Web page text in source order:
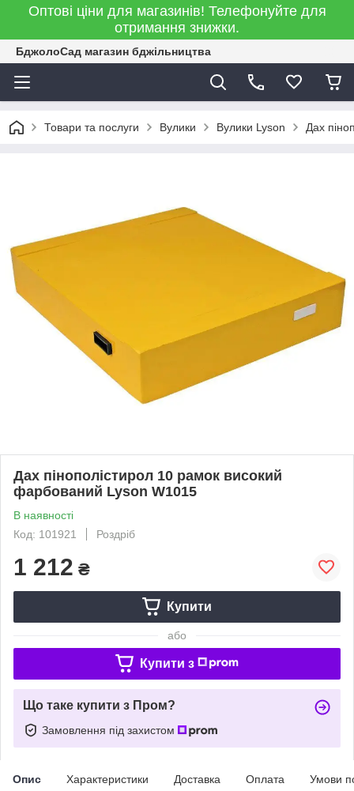
Оптові ціни для магазинів! Телефонуйте для
отримання знижки.
БджолоСад магазин бджільництва
Товари та послуги Вулики Вулики Lyson Дах
Дах пінополістирол 10 рамок високий
фарбований Lyson W1015
В наявності
Код: 101921
Роздріб
1 212 ₴
Купити
або
Купити з
Що таке купити з Пром?
Замовлення під захистом
Опис Характеристики Доставка Оплата Умови